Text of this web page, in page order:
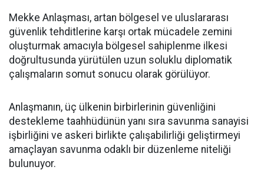
Mekke Anlaşması, artan bölgesel ve uluslararası
güvenlik tehditlerine karşı ortak mücadele zemini
oluşturmak amacıyla bölgesel sahiplenme ilkesi
doğrultusunda yürütülen uzun soluklu diplomatik
çalışmaların somut sonucu olarak görülüyor.
Anlaşmanın, üç ülkenin birbirlerinin güvenliğini
destekleme taahhüdünün yanı sıra savunma sanayisi
işbirliğini ve askeri birlikte çalışabilirliği geliştirmeyi
amaçlayan savunma odaklı bir düzenleme niteliği
bulunuyor.